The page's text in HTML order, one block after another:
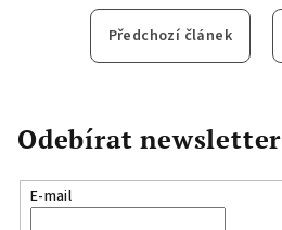
Předchozí článek
Odebírat newsletter
E-mail